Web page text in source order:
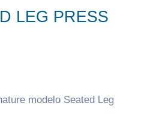
LEG PRESS
modelo Seated Leg